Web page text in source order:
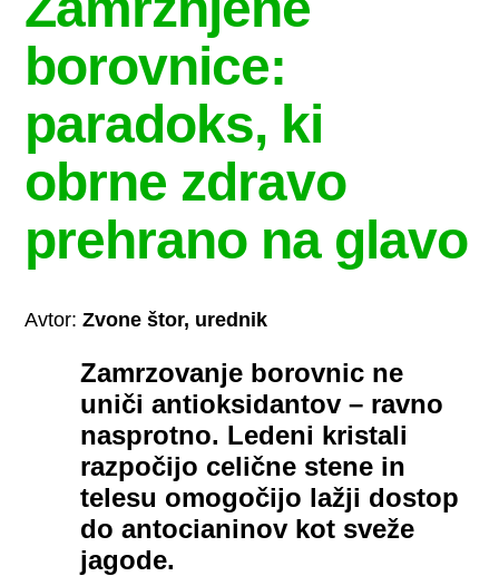
borovnice:
paradoks, ki
obrne zdravo
prehrano na glavo
Avtor:Zvone štor, urednik
Zamrzovanje borovnic ne
uniči antioksidantov – ravno
nasprotno. Ledeni kristali
razpočijo celične stene in
telesu omogočijo lažji dostop
do antocianinov kot sveže
jagode.